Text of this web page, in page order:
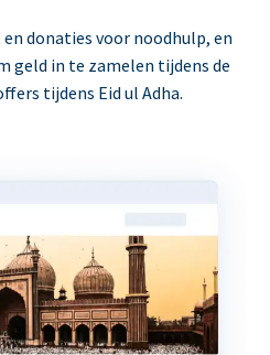
donaties voor noodhulp, en
geld in te zamelen tijdens de
tijdens Eid ul Adha.